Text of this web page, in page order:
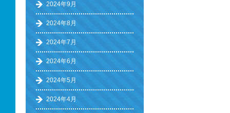
2024年9月
2024年8月
2024年7月
2024年6月
2024年5月
2024年4月